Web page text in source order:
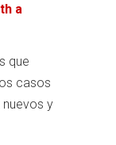
a
que
casos
y